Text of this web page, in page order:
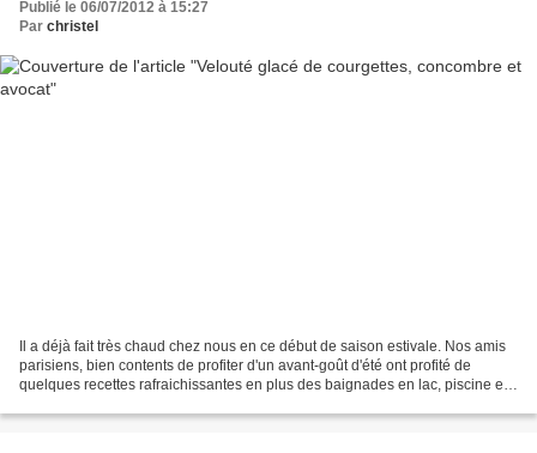
Publié le 06/07/2012 à 15:27
Par christel
Il a déjà fait très chaud chez nous en ce début de saison estivale. Nos amis
parisiens, bien contents de profiter d'un avant-goût d'été ont profité de
quelques recettes rafraichissantes en plus des baignades en lac, piscine et